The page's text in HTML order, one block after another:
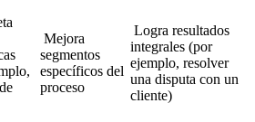
Mejora
segmentos
específicos del
proceso
Logra resultados
integrales (por
ejemplo, resolver
una disputa con un
cliente)